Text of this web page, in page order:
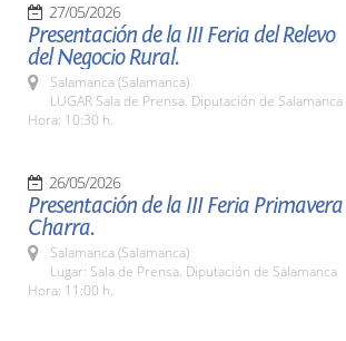
27/05/2026
Presentación de la III Feria del Relevo
del Negocio Rural.
Salamanca (Salamanca)
LUGAR Sala de Prensa. Diputación de Salamanca
Hora: 10:30 h.
26/05/2026
Presentación de la III Feria Primavera
Charra.
Salamanca (Salamanca)
Lugar: Sala de Prensa. Diputación de Salamanca
Hora: 11:00 h.